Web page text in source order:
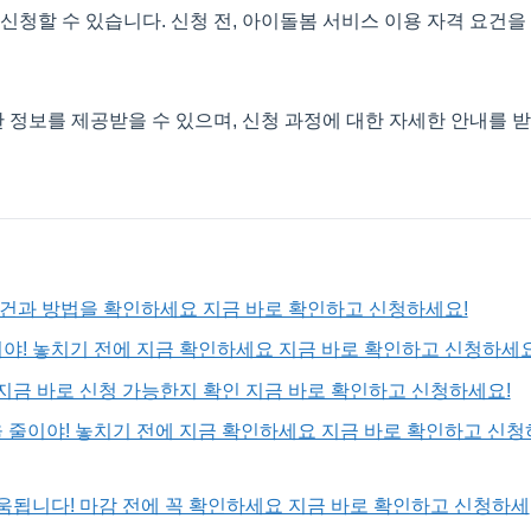
청할 수 있습니다. 신청 전, 아이돌봄 서비스 이용 자격 요건을
보를 제공받을 수 있으며, 신청 과정에 대한 자세한 안내를
방법을 확인하세요 지금 바로 확인하고 신청하세요!
! 놓치기 전에 지금 확인하세요 지금 바로 확인하고 신청하세
바로 신청 가능한지 확인 지금 바로 확인하고 신청하세요!
이야! 놓치기 전에 지금 확인하세요 지금 바로 확인하고 신청
니다! 마감 전에 꼭 확인하세요 지금 바로 확인하고 신청하세